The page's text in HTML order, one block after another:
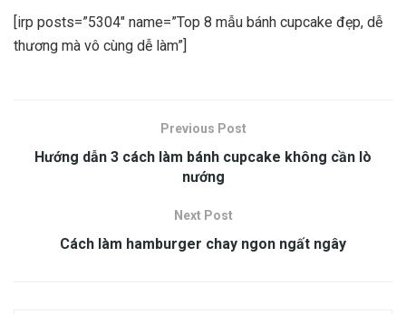
[irp posts=”5304″ name=”Top 8 mẫu bánh cupcake đẹp, dễ
thương mà vô cùng dễ làm”]
Previous Post
Hướng dẫn 3 cách làm bánh cupcake không cần lò
nướng
Next Post
Cách làm hamburger chay ngon ngất ngây